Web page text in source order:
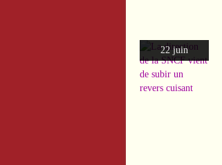
22 juin